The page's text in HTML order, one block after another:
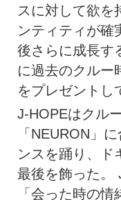
スに対して欲を
ンティティが確
後さらに成長す
に過去のクルー
をプレゼントし
J-HOPEはクル
「NEURON」
ンスを踊り、ド
最後を飾った。
「会った時の